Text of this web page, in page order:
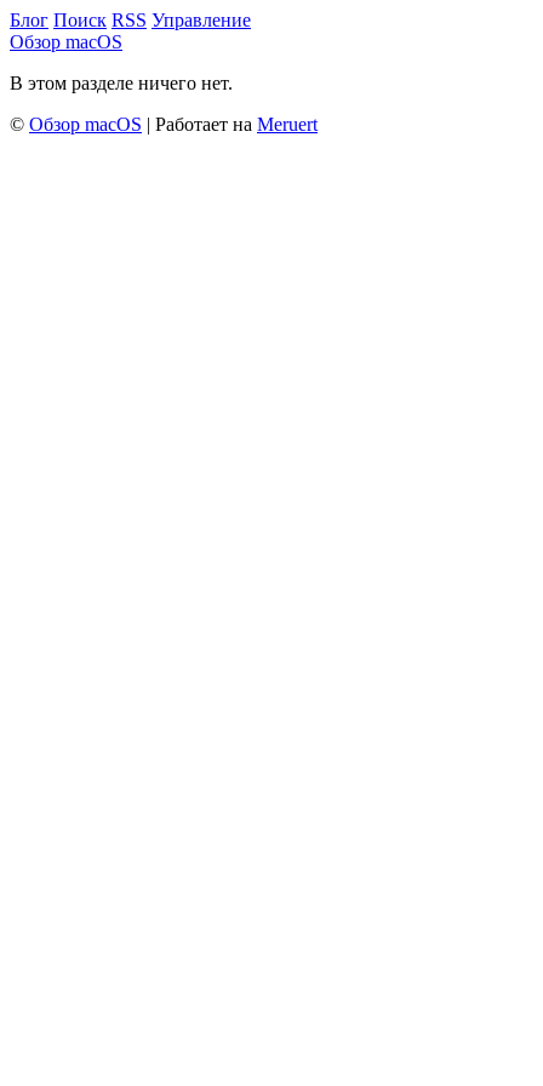
Блог Поиск RSS Управление
Обзор macOS
В этом разделе ничего нет.
© Обзор macOS | Работает на Meruert